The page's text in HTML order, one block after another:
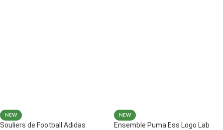
NEW
Souliers de Football Adidas
NEW
Ensemble Puma Ess Logo Lab